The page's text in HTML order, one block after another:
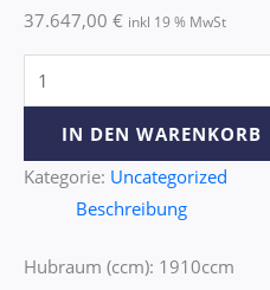
37.647,00 € inkl 19 % MwSt
IN DEN WARENKORB
Kategorie: Uncategorized
Beschreibung
Hubraum (ccm): 1910ccm